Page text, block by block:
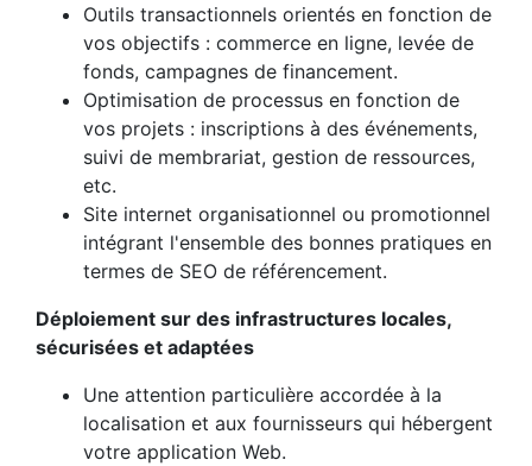
Outils transactionnels orientés en fonction de
vos objectifs : commerce en ligne, levée de
fonds, campagnes de financement.
Optimisation de processus en fonction de
vos projets : inscriptions à des événements,
suivi de membrariat, gestion de ressources,
etc.
Site internet organisationnel ou promotionnel
intégrant l'ensemble des bonnes pratiques en
termes de SEO de référencement.
Déploiement sur des infrastructures locales,
sécurisées et adaptées
Une attention particulière accordée à la
localisation et aux fournisseurs qui hébergent
votre application Web.